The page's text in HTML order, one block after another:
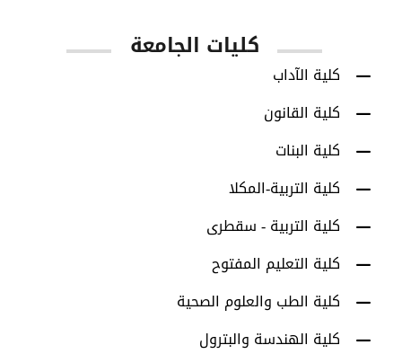
كليات الجامعة
كلية الآداب
كلية القانون
كلية البنات
كلية التربية-المكلا
كلية التربية - سقطرى
كلية التعليم المفتوح
كلية الطب والعلوم الصحية
كلية الهندسة والبترول